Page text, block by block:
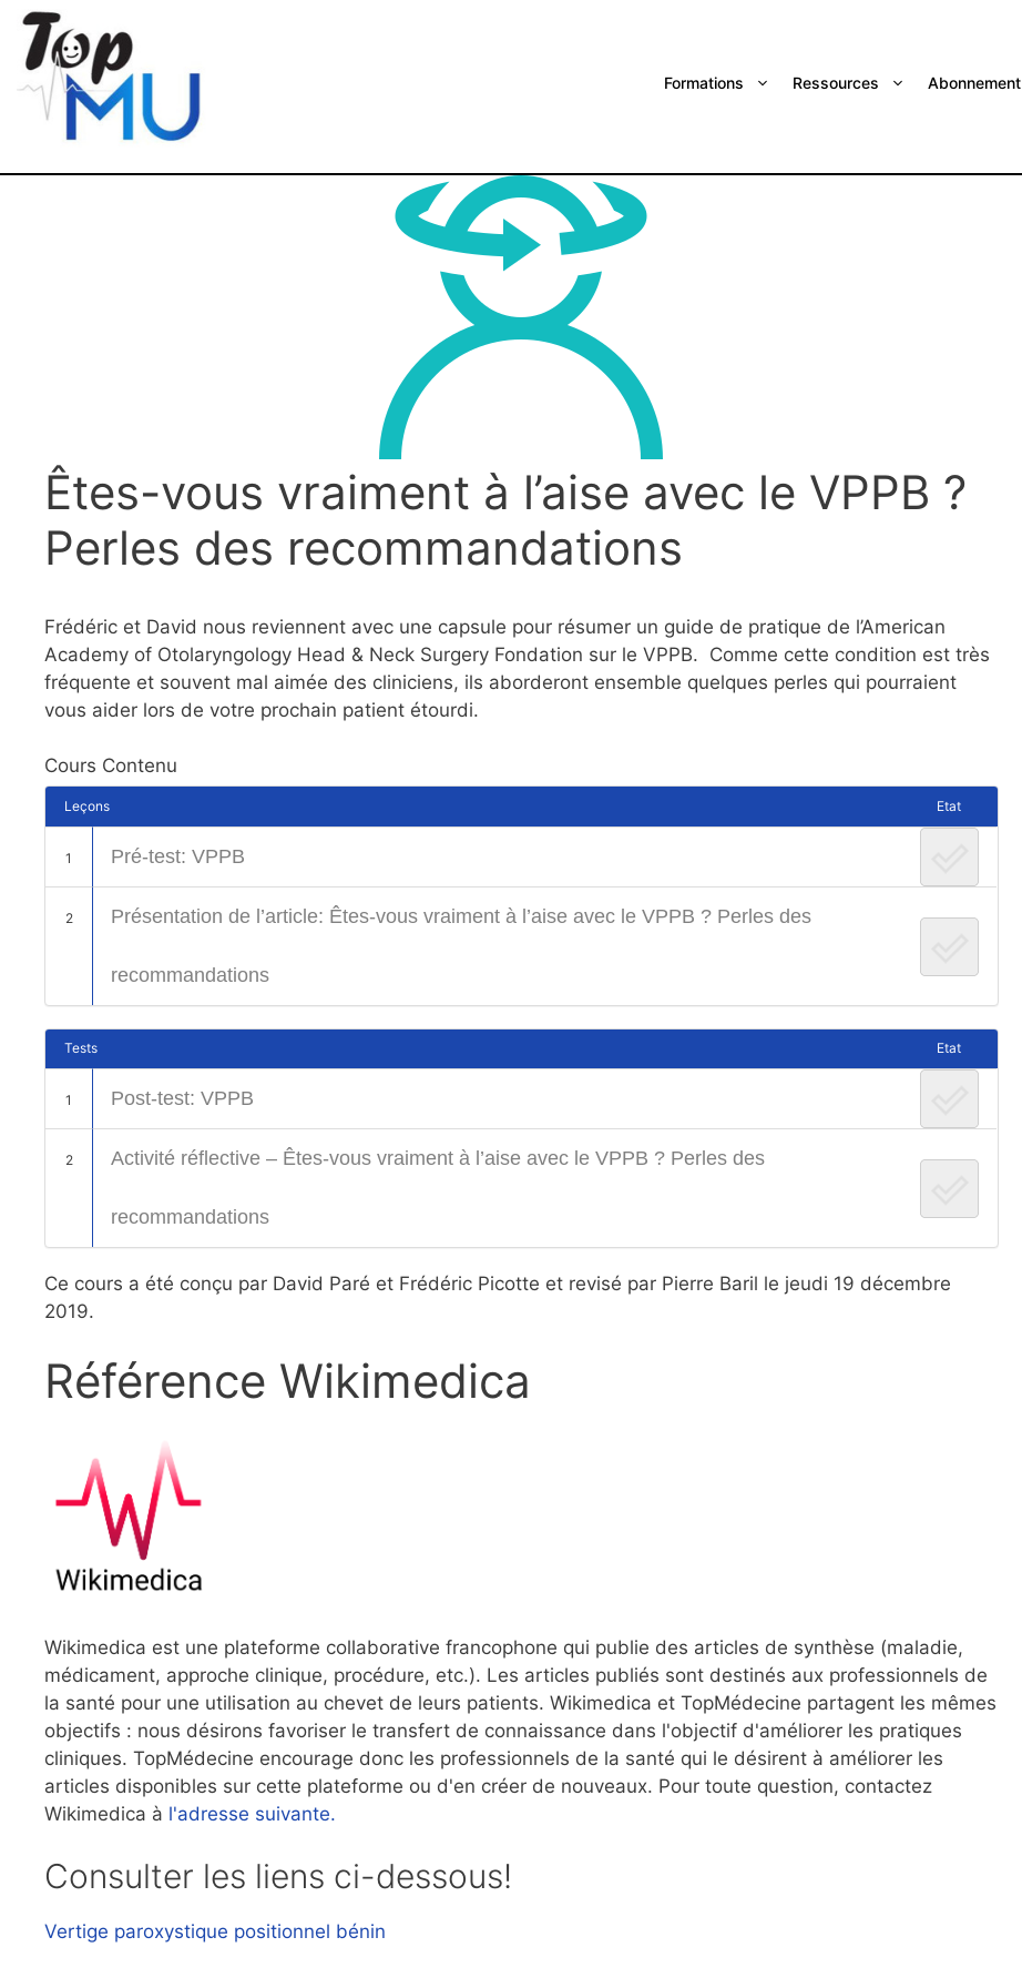
Formations Ressources Abonnement
Êtes-vous vraiment à l’aise avec le VPPB ?
Perles des recommandations
Frédéric et David nous reviennent avec une capsule pour résumer un guide de pratique de l’American
Academy of Otolaryngology Head & Neck Surgery Fondation sur le VPPB. Comme cette condition est très
fréquente et souvent mal aimée des cliniciens, ils aborderont ensemble quelques perles qui pourraient
vous aider lors de votre prochain patient étourdi.
Cours Contenu
Leçons Etat
1 Pré-test: VPPB
2 Présentation de l’article: Êtes-vous vraiment à l’aise avec le VPPB ? Perles des
recommandations
Tests Etat
1 Post-test: VPPB
2 Activité réflective – Êtes-vous vraiment à l’aise avec le VPPB ? Perles des
recommandations
Ce cours a été conçu par David Paré et Frédéric Picotte et revisé par Pierre Baril le jeudi 19 décembre
2019.
Référence Wikimedica
Wikimedica est une plateforme collaborative francophone qui publie des articles de synthèse (maladie,
médicament, approche clinique, procédure, etc.). Les articles publiés sont destinés aux professionnels de
la santé pour une utilisation au chevet de leurs patients. Wikimedica et TopMédecine partagent les mêmes
objectifs : nous désirons favoriser le transfert de connaissance dans l'objectif d'améliorer les pratiques
cliniques. TopMédecine encourage donc les professionnels de la santé qui le désirent à améliorer les
articles disponibles sur cette plateforme ou d'en créer de nouveaux. Pour toute question, contactez
Wikimedica à l'adresse suivante.
Consulter les liens ci-dessous!
Vertige paroxystique positionnel bénin